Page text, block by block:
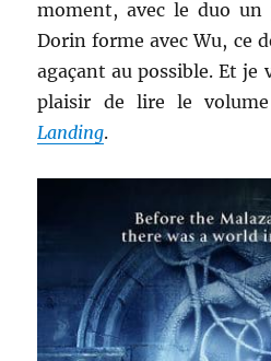
moment, avec le duo un
Dorin forme avec Wu, ce
agaçant au possible. Et je
plaisir de lire le
Landing.